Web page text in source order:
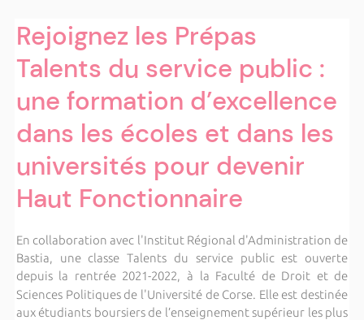
Rejoignez les Prépas
Talents du service public :
une formation d’excellence
dans les écoles et dans les
universités pour devenir
Haut Fonctionnaire
En collaboration avec l'Institut Régional d'Administration de
Bastia, une classe Talents du service public est ouverte
depuis la rentrée 2021-2022, à la Faculté de Droit et de
Sciences Politiques de l'Université de Corse. Elle est destinée
aux étudiants boursiers de l’enseignement supérieur les plus